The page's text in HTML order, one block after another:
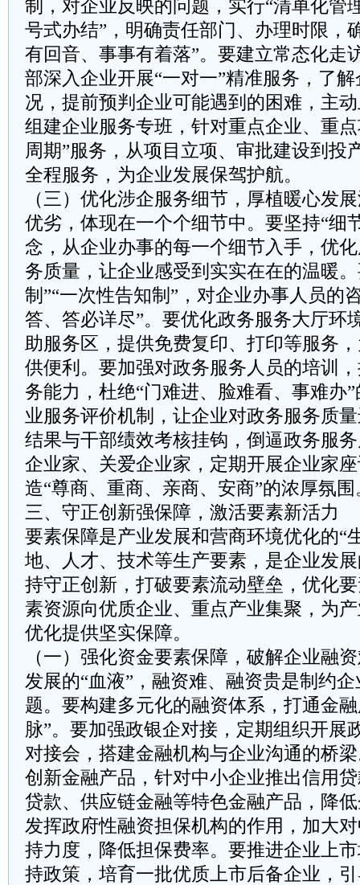
制，对企业反映的问题，实行“清单化管
号式办结”，明确责任部门、办理时限，
有回音、事事有着落”。要建立常态化走
部深入企业开展“一对一”精准服务，了
况，提前预判企业可能遇到的困难，主
组建企业服务专班，针对重点企业、重
周期”服务，从项目立项、审批建设到投
全程服务，为企业发展保驾护航。
（三）优化涉企服务细节，厚植暖心发
优劣，体现在一个个细节中。要坚持“细
念，从企业办事的每一个细节入手，优
务质量，让企业感受到实实在在的温暖
制”“一次性告知制”，对企业办事人员的
答、答必详尽”。要优化政务服务大厅环
助服务区，提供免费复印、打印等服务
供便利。要加强对政务服务人员的培训
务能力，杜绝“门难进、脸难看、事难办
业服务评价机制，让企业对政务服务质
结果与干部绩效考核挂钩，倒逼政务服
企业家、关爱企业家，定期开展企业家
造“尊商、重商、亲商、安商”的浓厚氛围
三、守正创新强保障，激活要素新活力
要素保障是产业发展和营商环境优化的“
地、人才、技术等生产要素，是企业发
持守正创新，打破要素流动壁垒，优化
素资源向优质企业、重点产业集聚，为
优化提供坚实保障。
（一）强化资金要素保障，破解企业融
发展的“血液”，融资难、融资贵是制约
题。要构建多元化的融资体系，打通金
脉”。要加强政银企对接，定期组织开展
对接会，搭建金融机构与企业沟通的桥
创新金融产品，针对中小企业推出信用
贷款、供应链金融等特色金融产品，降
发挥政府性融资担保机构的作用，加大
持力度，降低担保费率。要推进企业上
持政策，培育一批优质上市后备企业，